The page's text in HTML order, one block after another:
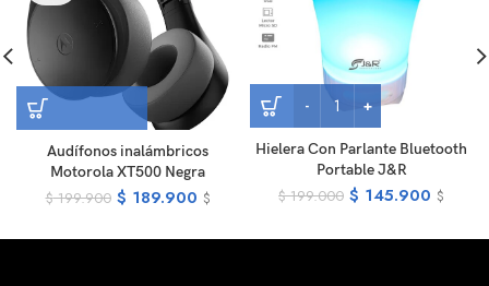
Audífonos inalámbricos
Motorola XT500 Negra
$199.900 $ 189.900 $
Hielera Con Parlante Bluetooth
Portable J&R
$199.000 $ 145.900 $